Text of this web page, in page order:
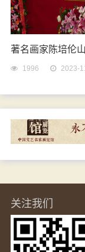
著名画家陈培伦
1996 2023-
关注我们